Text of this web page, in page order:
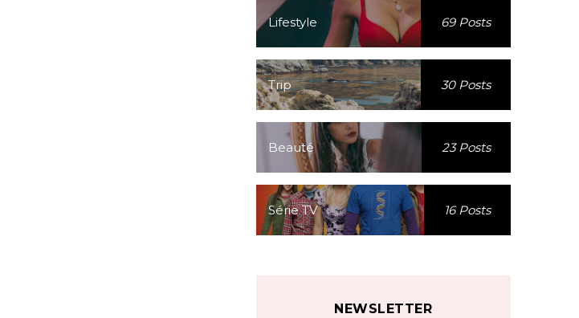
Lifestyle 69 Posts
Trip 30 Posts
Beauté 23 Posts
Série TV 16 Posts
NEWSLETTER